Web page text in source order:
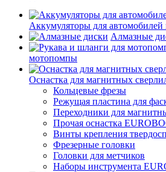
Аккумуляторы для автомобилей
Алмазные
мотопомпы
Оснастка для магнитных
Кольцевые фрезы
Режущая пластина для
Переходники для
Прочая оснастка
Винты крепления
Фрезерные головки
Головки для метчиков
Наборы инструмента